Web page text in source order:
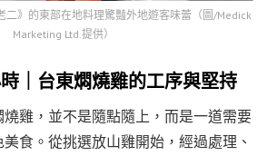
》的東部在地料理驚豔外地遊客味蕾（圖/Medick
Marketing Ltd.提供）
｜台東燜燒雞的工序與堅持
燒雞，並不是隨點隨上，而是一道需要
食。從挑選放山雞開始，經過處理、